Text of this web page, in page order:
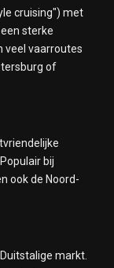
cruising") met
sterke
veel vaarroutes
of
bij
ook de Noord-
markt.